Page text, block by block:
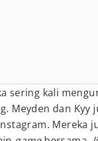
sering kali
Meyden dan Kyy
Mereka